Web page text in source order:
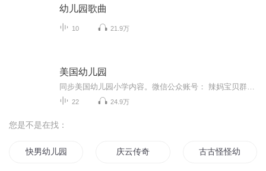
幼儿园歌曲
10 21.9万
美国幼儿园
22 24.9万
您是不是在找：
快男幼儿园爆笑故 庆云传奇 古古怪怪幼儿园